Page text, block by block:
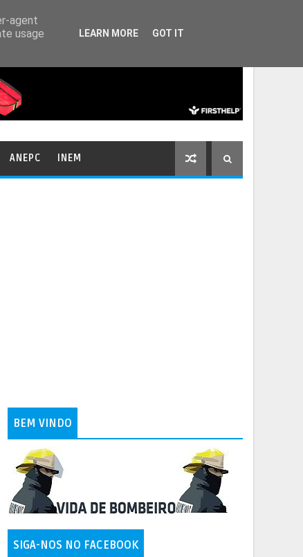
ANEPC INEM
BEM VINDO
SIGA-NOS NO FACEBOOK
agent
usage
LEARN MORE GOT IT